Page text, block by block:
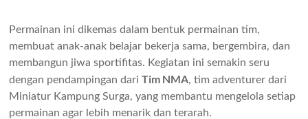
Permainan ini dikemas dalam bentuk permainan tim,
membuat anak-anak belajar bekerja sama, bergembira, dan
membangun jiwa sportifitas. Kegiatan ini semakin seru
dengan pendampingan dariTim NMA, tim adventurer dari
Miniatur Kampung Surga, yang membantu mengelola setiap
permainan agar lebih menarik dan terarah.